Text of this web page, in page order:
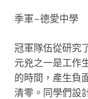
季軍–德愛中學
冠軍隊伍從研究
元兇之一是工作
的時間，產生負
清零。同學們設